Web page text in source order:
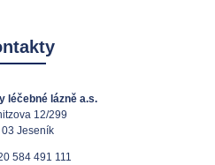
léčebné lázně a.s.
12/299
Jeseník
584 491 111